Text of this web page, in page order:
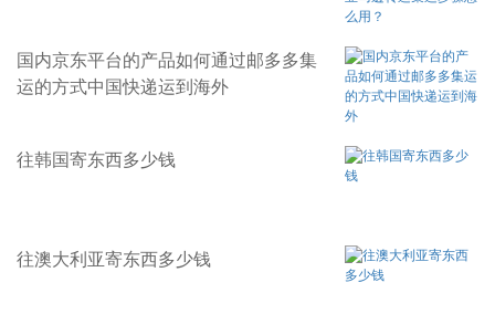
国内京东平台的产品如何通过邮多多集
运的方式中国快递运到海外
往韩国寄东西多少钱
往澳大利亚寄东西多少钱